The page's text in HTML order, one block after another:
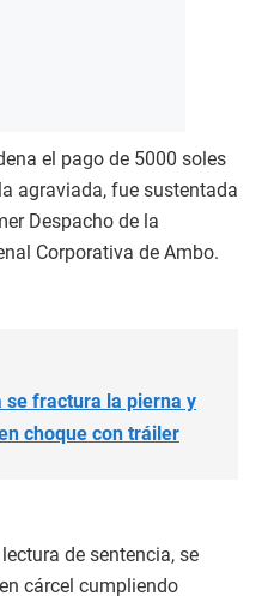
el pago de 5000 soles
agraviada, fue sustentada
Despacho de la
Corporativa de Ambo.
se fractura la pierna y
choque con tráiler
de sentencia, se
cárcel cumpliendo